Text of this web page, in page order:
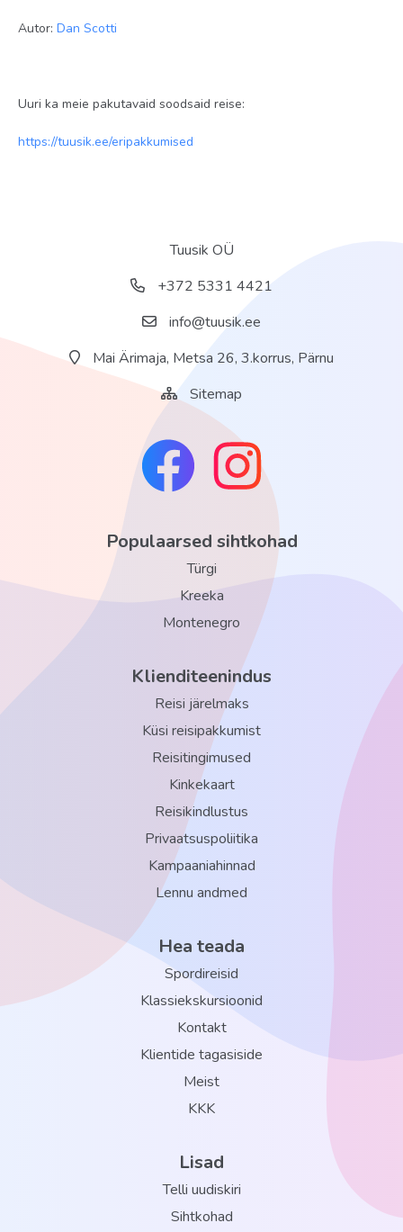
Autor: Dan Scotti
Uuri ka meie pakutavaid soodsaid reise:
https://tuusik.ee/eripakkumised
Populaarsed sihtkohad
Türgi
Kreeka
Montenegro
Klienditeenindus
Reisi järelmaks
Küsi reisipakkumist
Reisitingimused
Kinkekaart
Reisikindlustus
Privaatsuspoliitika
Kampaaniahinnad
Lennu andmed
Hea teada
Spordireisid
Klassiekskursioonid
Kontakt
Klientide tagasiside
Meist
KKK
Lisad
Telli uudiskiri
Sihtkohad
Tuusik OÜ
+372 5331 4421
info@tuusik.ee
Mai Ärimaja, Metsa 26, 3.korrus, Pärnu
Sitemap